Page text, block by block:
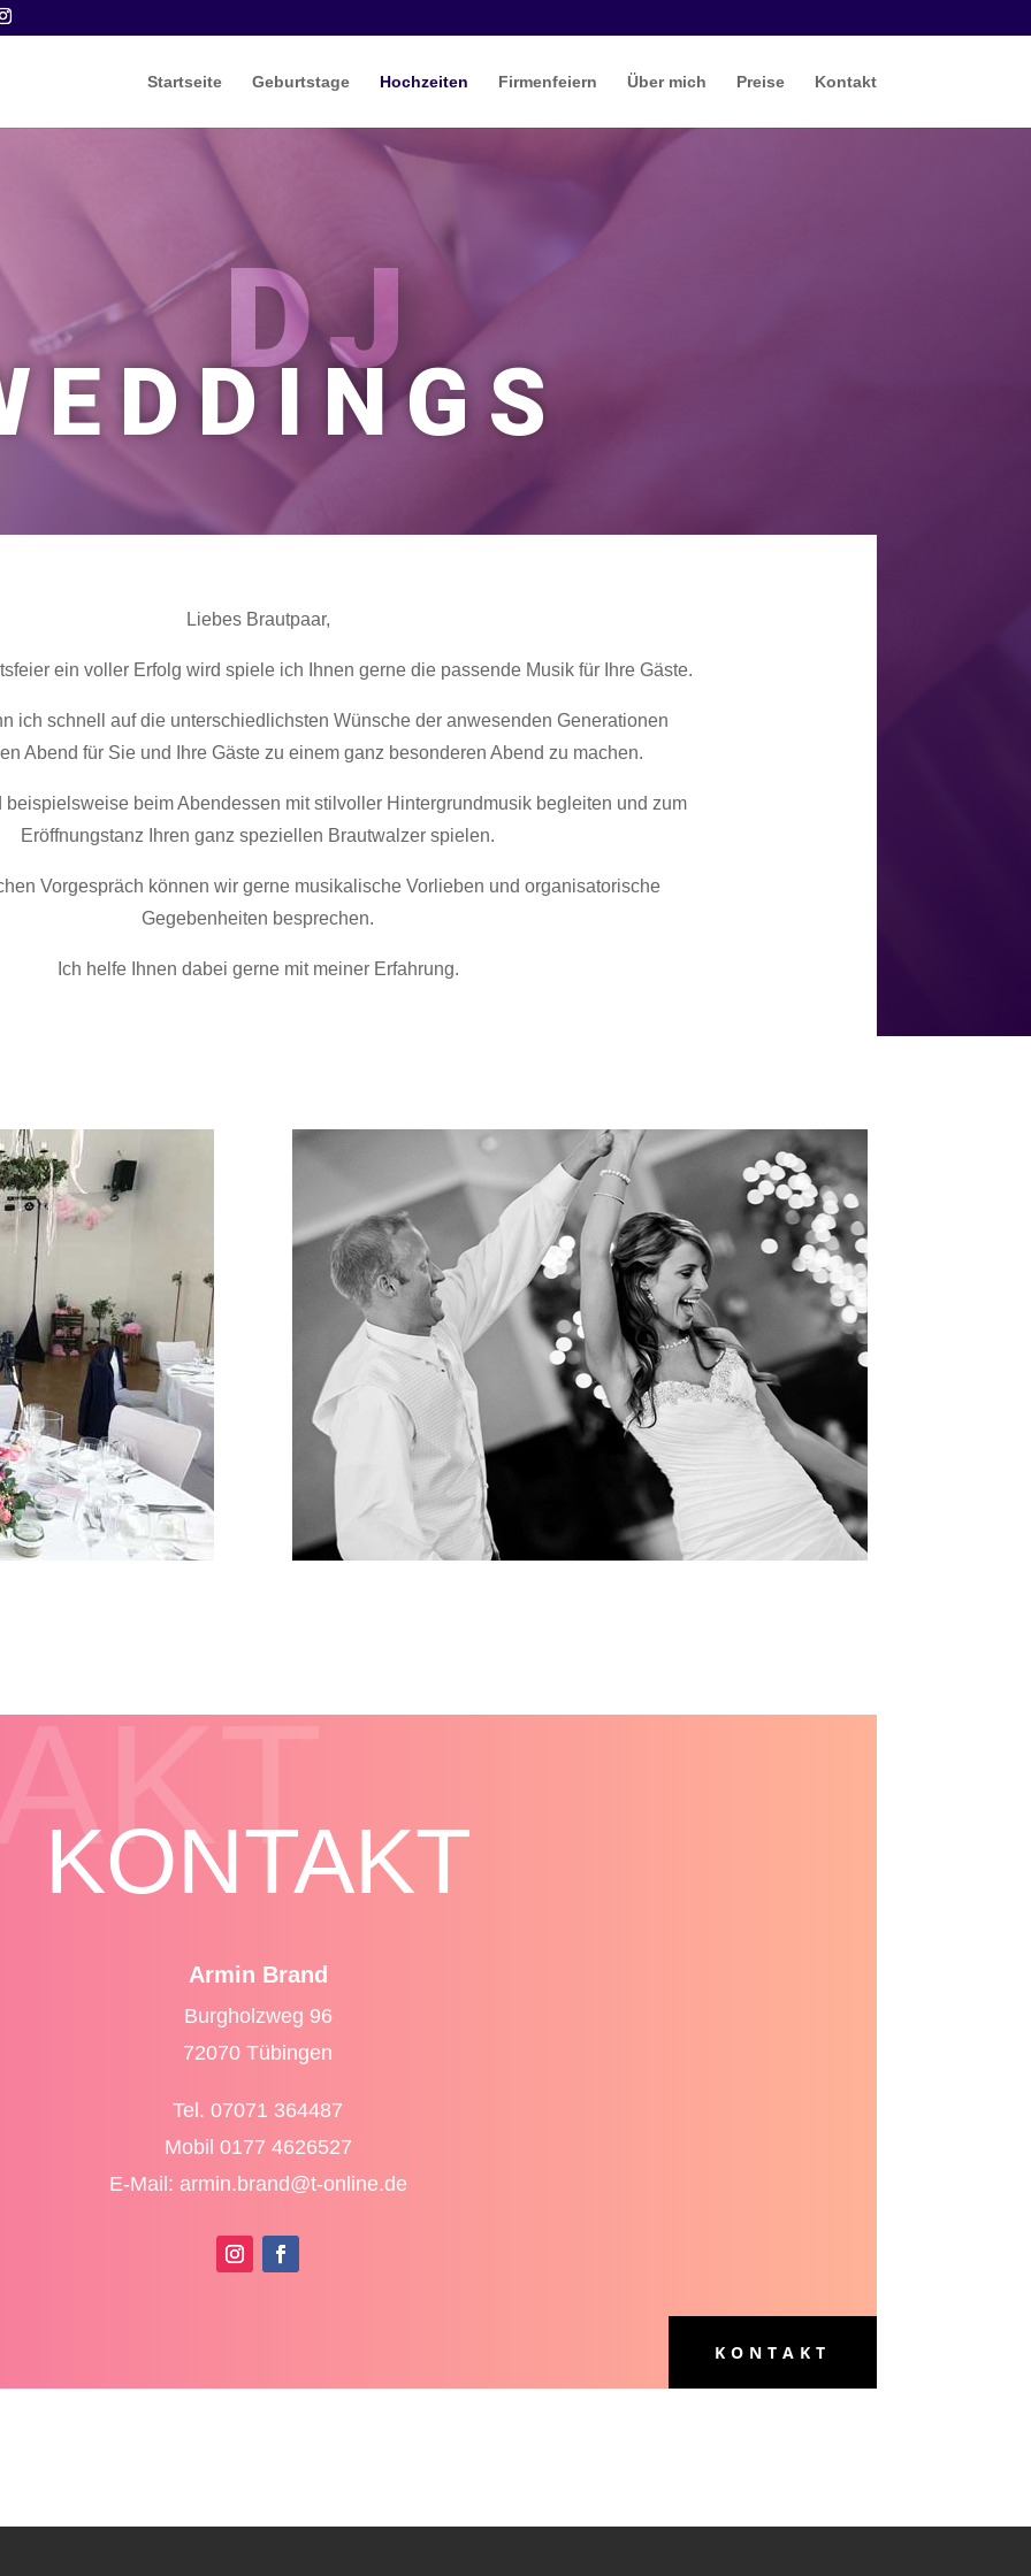
Startseite Geburtstage Hochzeiten Firmenfeiern Über mich Preise Kontakt
DJ
Liebes Brautpaar,
ein voller Erfolg wird spiele ich Ihnen gerne die passende Musik für Ihre Gäste.
ich schnell auf die unterschiedlichsten Wünsche der anwesenden Generationen
Abend für Sie und Ihre Gäste zu einem ganz besonderen Abend zu machen.
beispielsweise beim Abendessen mit stilvoller Hintergrundmusik begleiten und zum
Eröffnungstanz Ihren ganz speziellen Brautwalzer spielen.
Vorgespräch können wir gerne musikalische Vorlieben und organisatorische
Gegebenheiten besprechen.
Ich helfe Ihnen dabei gerne mit meiner Erfahrung.
KONTAKT
Armin Brand
Burgholzweg 96
72070 Tübingen
Tel. 07071 364487
Mobil 0177 4626527
E-Mail: armin.brand@t-online.de
KONTAKT